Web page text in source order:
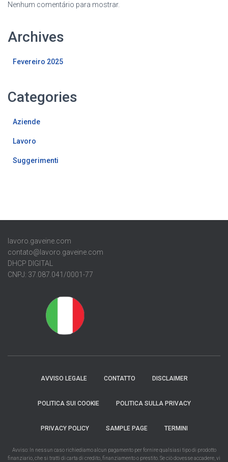
Nenhum comentário para mostrar.
Archives
Fevereiro 2025
Categories
Aziende
Lavoro
Suggerimenti
lavoro.gaveine.com
contato@lavoro.gaveine.com
DHCP DIGITAL
CNPJ: 37.087.041/0001-77
AVVISO LEGALE CONTATTO DISCLAIMER
POLITICA SUI COOKIE POLITICA SULLA PRIVACY
PRIVACY POLICY SAMPLE PAGE TERMINI
Avviso: In nessun caso richiediamo alcun pagamento per fornire qualsiasi tipo di prodotto
finanziario, che si tratti di carta di credito, finanziamento o prestito. Se ciò dovesse accadere, vi